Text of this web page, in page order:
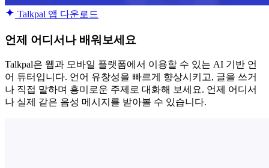
Talkpal 앱 다운로드
언제 어디서나 배워보세요
Talkpal은 웹과 모바일 플랫폼에서 이용할 수 있는 AI 기반 언
어 튜터입니다. 언어 유창성을 빠르게 향상시키고, 글을 쓰거
나 직접 말하며 흥미로운 주제로 대화해 보세요. 언제 어디서
나 실제 같은 음성 메시지를 받아볼 수 있습니다.